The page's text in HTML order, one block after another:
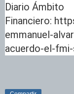
Diario Ámbito
Financiero:
emmanuel-
acuerdo-el-fmi-